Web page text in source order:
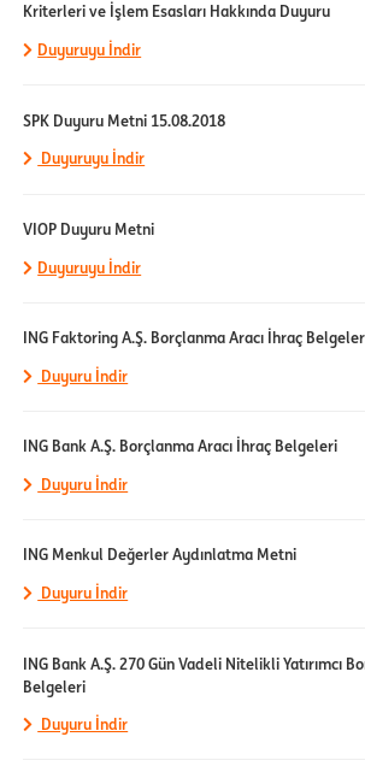
Kriterleri ve İşlem Esasları Hakkında Duyuru
Duyuruyu İndir
SPK Duyuru Metni 15.08.2018
Duyuruyu İndir
VIOP Duyuru Metni
Duyuruyu İndir
ING Faktoring A.Ş. Borçlanma Aracı İhraç
Duyuru İndir
ING Bank A.Ş. Borçlanma Aracı İhraç Belgeleri
Duyuru İndir
ING Menkul Değerler Aydınlatma Metni
Duyuru İndir
ING Bank A.Ş. 270 Gün Vadeli Nitelikli Yatırımcı
Belgeleri
Duyuru İndir